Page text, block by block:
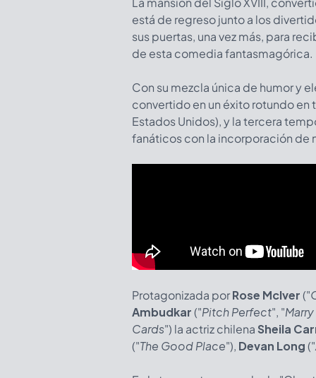
está de regreso junto a los
sus puertas, una vez más, para
de esta comedia
Con su mezcla única de humor y
convertido en un éxito rotundo en
Estados Unidos), y la tercera
fanáticos con la incorporación de
Protagonizada porRose McIver("
Ambudkar("Pitch Perfect", "
Cards") la actriz chilena Sheila
("The Good Place"), Devan Long("